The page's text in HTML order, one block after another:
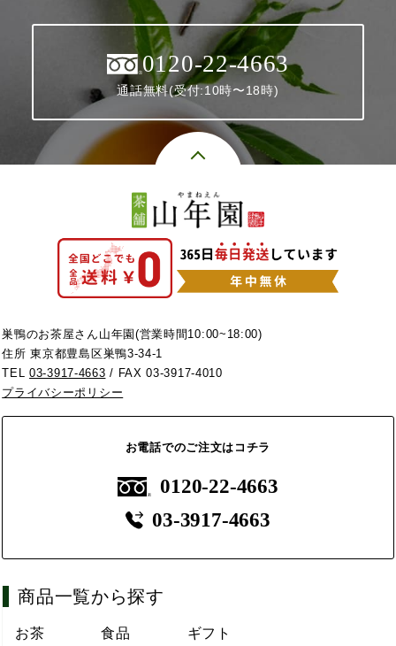
0120-22-4663
通話無料(受付:10時〜18時)
巣鴨のお茶屋さん山年園(営業時間10:00~18:00)
住所 東京都豊島区巣鴨3-34-1
TEL03-3917-4663 / FAX 03-3917-4010
プライバシーポリシー
お電話でのご注文はコチラ
0120-22-4663
03-3917-4663
商品一覧から探す
お茶 食品 ギフト